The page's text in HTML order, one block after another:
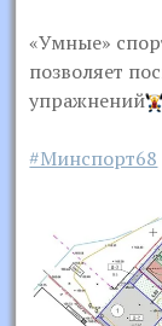
«Умные»
позволяет
упражнений
#Минспорт68